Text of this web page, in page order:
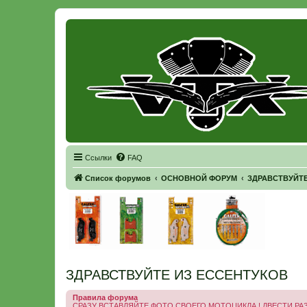
Ссылки FAQ
Список форумов ОСНОВНОЙ ФОРУМ
ЗДРАВСТВУЙТЕ ИЗ ЕССЕНТУКОВ
Правила форума